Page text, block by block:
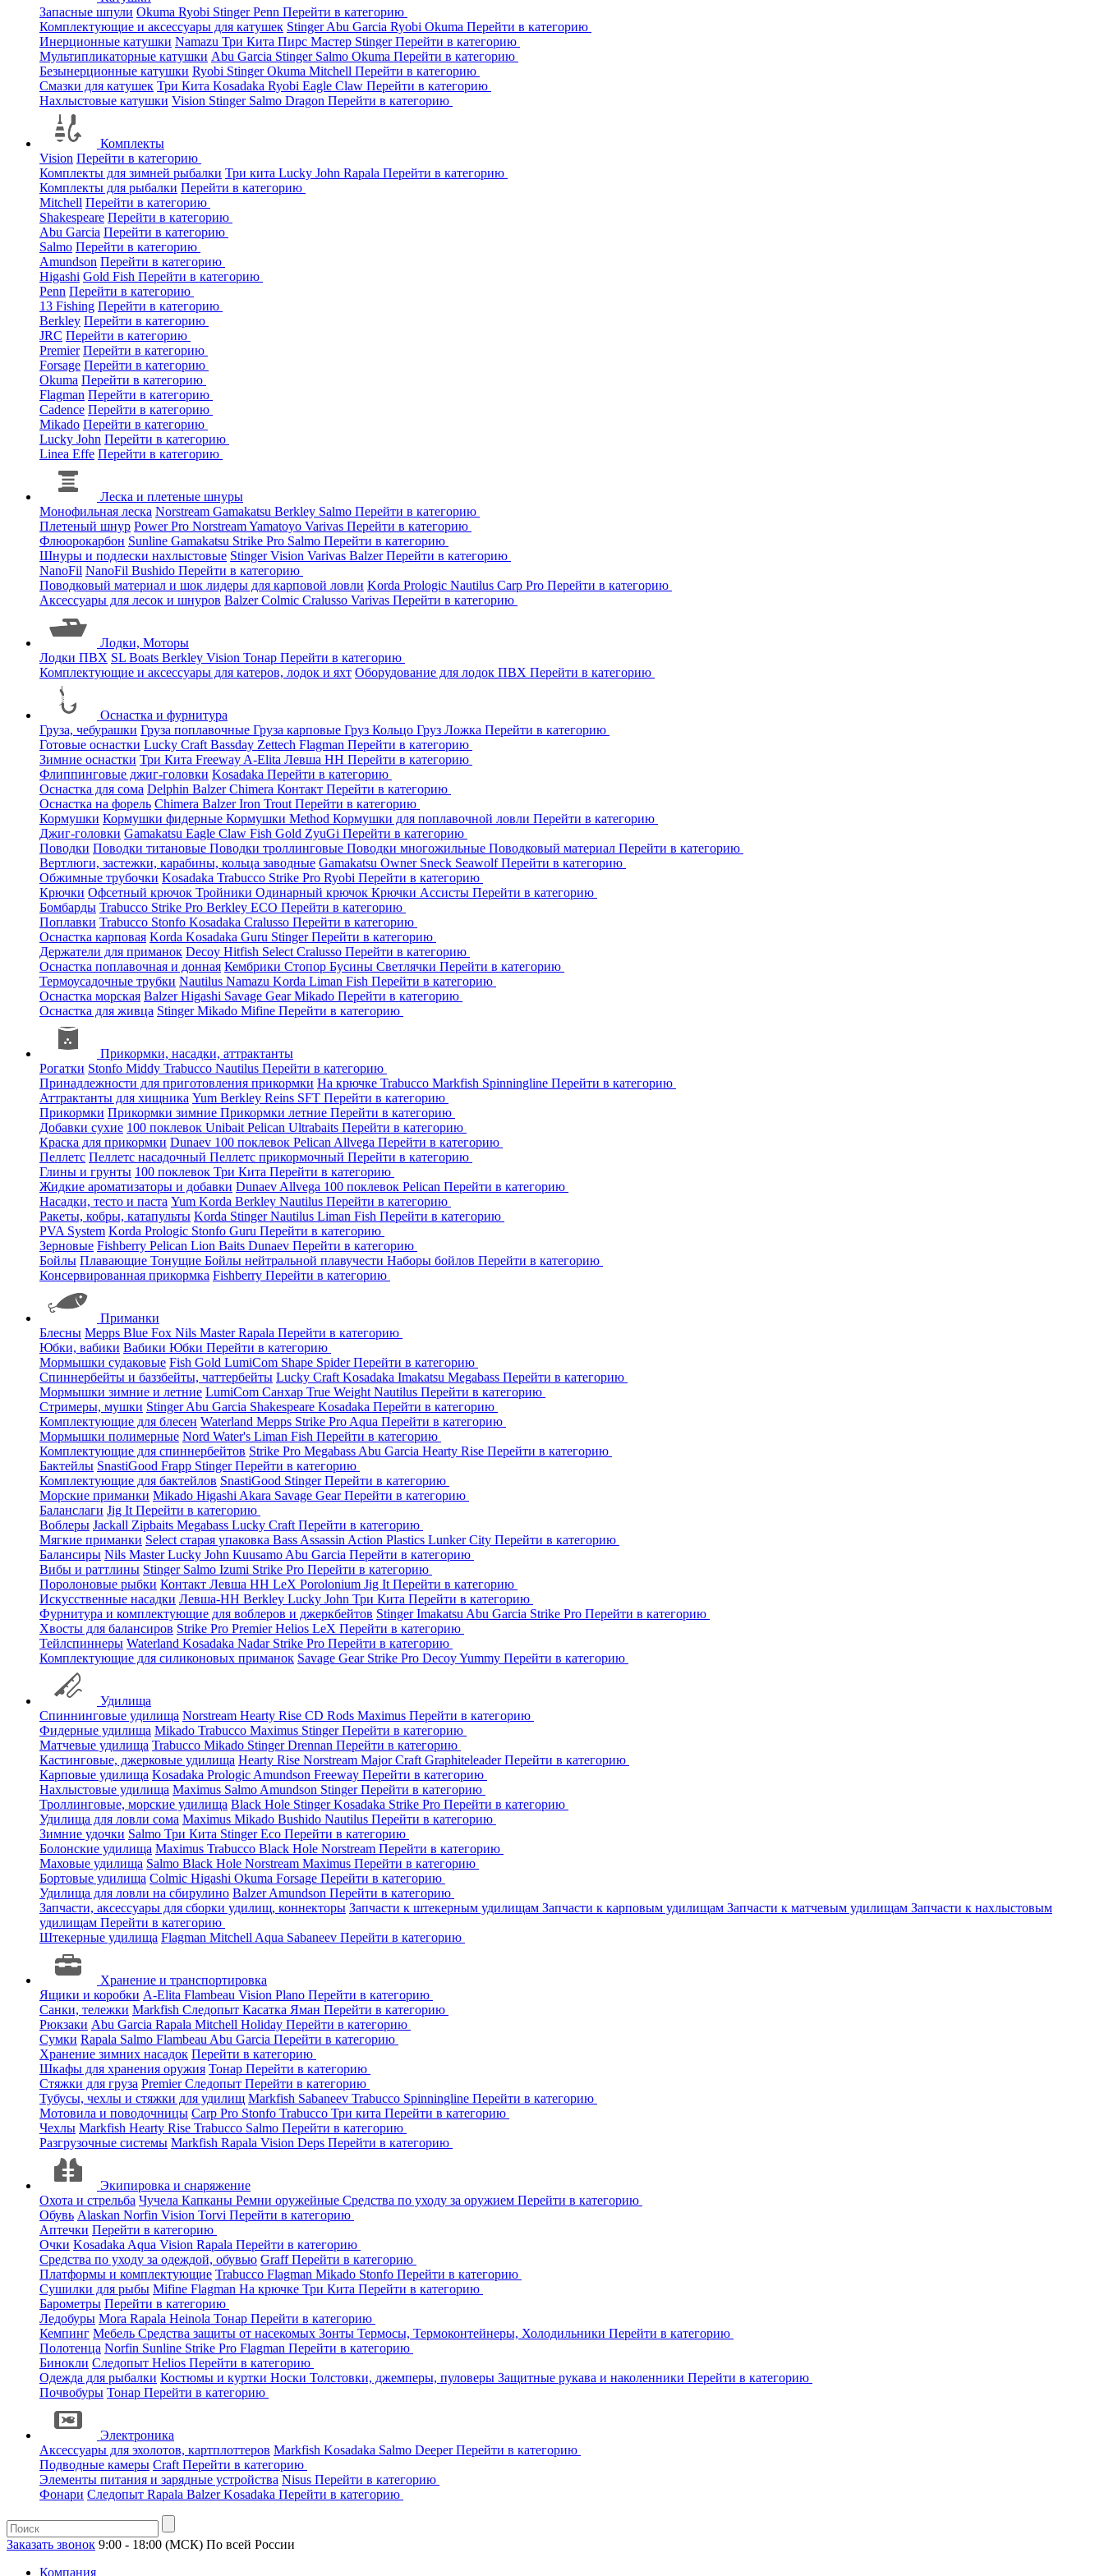
Запасные шпули Okuma Ryobi StingerPenn Перейти в категорию
Комплектующие и аксессуары для катушек StingerAbu Garcia Ryobi Okuma Перейти в категорию
Инерционные катушки Namazu Три Кита Пирс Мастер StingerПерейти в категорию
Мультипликаторные катушки Abu Garcia Stinger Salmo Okuma Перейти в категорию
Безынерционные катушки Ryobi StingerOkuma Mitchell Перейти в категорию
Смазки для катушек Три Кита Kosadaka Ryobi Eagle Claw Перейти в категорию
Нахлыстовые катушки Vision Stinger Salmo Dragon Перейти в категорию
Комплекты
Vision Перейти в категорию
Комплекты для зимней рыбалки Три кита Lucky John Rapala Перейти в категорию
Комплекты для рыбалки Перейти в категорию
Mitchell Перейти в категорию
Shakespeare Перейти в категорию
Abu Garcia Перейти в категорию
Salmo Перейти в категорию
Amundson Перейти в категорию
Higashi Gold Fish Перейти в категорию
Penn Перейти в категорию
13 Fishing Перейти в категорию
Berkley Перейти в категорию
JRC Перейти в категорию
Premier Перейти в категорию
Forsage Перейти в категорию
Okuma Перейти в категорию
Flagman Перейти в категорию
Cadence Перейти в категорию
Mikado Перейти в категорию
Lucky John Перейти в категорию
Linea Effe Перейти в категорию
Леска и плетеные шнуры
Монофильная леска Norstream Gamakatsu Berkley Salmo Перейти в категорию
Плетеный шнур Power Pro NorstreamYamatoyo Varivas Перейти в категорию
Флюорокарбон Sunline Gamakatsu Strike Pro Salmo Перейти в категорию
Шнуры и подлески нахлыстовые StingerVision Varivas BalzerПерейти в категорию
NanoFil NanoFil Bushido Перейти в категорию
Поводковый материал и шок лидеры для карповой ловли Korda Prologic Nautilus Carp Pro Перейти в категорию
Аксессуары для лесок и шнуров BalzerColmic Cralusso Varivas Перейти в категорию
Лодки, Моторы
Лодки ПВХ SL Boats Berkley Vision Тонар Перейти в категорию
Комплектующие и аксессуары для катеров, лодок и яхт Оборудование для лодок ПВХ Перейти в категорию
Оснастка и фурнитура
Груза, чебурашки Груза поплавочные Груза карповые Груз Кольцо Груз Ложка Перейти в категорию
Готовые оснастки Lucky Craft Bassday Zettech Flagman Перейти в категорию
Зимние оснастки Три Кита Freeway A-Elita Левша НН Перейти в категорию
Флиппинговые джиг-головки Kosadaka Перейти в категорию
Оснастка для сома Delphin BalzerChimera Контакт Перейти в категорию
Оснастка на форель Chimera BalzerIron Trout Перейти в категорию
Кормушки Кормушки фидерные Кормушки Method Кормушки для поплавочной ловли Перейти в категорию
Джиг-головки Gamakatsu Eagle Claw Fish Gold ZyuGi Перейти в категорию
Поводки Поводки титановые Поводки троллинговые Поводки многожильные Поводковый материал Перейти в категорию
Вертлюги, застежки, карабины, кольца заводные Gamakatsu Owner Sneck SeawolfПерейти в категорию
Обжимные трубочки Kosadaka Trabucco Strike Pro Ryobi Перейти в категорию
Крючки Офсетный крючок Тройники Одинарный крючок Крючки Ассисты Перейти в категорию
Бомбарды Trabucco Strike Pro Berkley ECO Перейти в категорию
Поплавки Trabucco Stonfo Kosadaka Cralusso Перейти в категорию
Оснастка карповая Korda Kosadaka Guru StingerПерейти в категорию
Держатели для приманок Decoy Hitfish Select Cralusso Перейти в категорию
Оснастка поплавочная и донная Кембрики Стопор Бусины Светлячки Перейти в категорию
Термоусадочные трубки Nautilus Namazu Korda Liman Fish Перейти в категорию
Оснастка морская BalzerHigashi Savage GearMikado Перейти в категорию
Оснастка для живца StingerMikado Mifine Перейти в категорию
Прикормки, насадки, аттрактанты
Рогатки Stonfo Middy Trabucco Nautilus Перейти в категорию
Принадлежности для приготовления прикормки На крючке Trabucco Markfish Spinningline Перейти в категорию
Аттрактанты для хищника Yum Berkley Reins SFT Перейти в категорию
Прикормки Прикормки зимние Прикормки летние Перейти в категорию
Добавки сухие 100 поклевок Unibait Pelican Ultrabaits Перейти в категорию
Краска для прикормки Dunaev 100 поклевок Pelican Allvega Перейти в категорию
Пеллетс Пеллетс насадочный Пеллетс прикормочный Перейти в категорию
Глины и грунты 100 поклевок Три Кита Перейти в категорию
Жидкие ароматизаторы и добавки Dunaev Allvega 100 поклевок Pelican Перейти в категорию
Насадки, тесто и паста Yum Korda Berkley Nautilus Перейти в категорию
Ракеты, кобры, катапульты Korda StingerNautilus Liman Fish Перейти в категорию
PVA System Korda Prologic Stonfo Guru Перейти в категорию
Зерновые Fishberry Pelican Lion Baits Dunaev Перейти в категорию
Бойлы Плавающие Тонущие Бойлы нейтральной плавучести Наборы бойлов Перейти в категорию
Консервированная прикормка Fishberry Перейти в категорию
Приманки
Блесны Mepps Blue Fox Nils MasterRapala Перейти в категорию
Юбки, вабики Вабики Юбки Перейти в категорию
Мормышки судаковые Fish Gold LumiCom Shape SpiderПерейти в категорию
Спиннербейты и баззбейты, чаттербейты Lucky Craft Kosadaka Imakatsu Megabass Перейти в категорию
Мормышки зимние и летние LumiCom Санхар True Weight Nautilus Перейти в категорию
Стримеры, мушки StingerAbu Garcia Shakespeare Kosadaka Перейти в категорию
Комплектующие для блесен Waterland Mepps Strike Pro Aqua Перейти в категорию
Мормышки полимерные Nord Water's Liman Fish Перейти в категорию
Комплектующие для спиннербейтов Strike Pro Megabass Abu Garcia Hearty Rise Перейти в категорию
Бактейлы SnastiGood Frapp StingerПерейти в категорию
Комплектующие для бактейлов SnastiGood StingerПерейти в категорию
Морские приманки Mikado Higashi Akara Savage GearПерейти в категорию
Баланслаги Jig It Перейти в категорию
Воблеры Jackall Zipbaits Megabass Lucky Craft Перейти в категорию
Мягкие приманки Select старая упаковка Bass Assassin Action Plastics Lunker City Перейти в категорию
Балансиры Nils MasterLucky John Kuusamo Abu Garcia Перейти в категорию
Вибы и раттлины Stinger Salmo Izumi Strike Pro Перейти в категорию
Поролоновые рыбки Контакт Левша НН LeX Porolonium Jig It Перейти в категорию
Искусственные насадки Левша-НН Berkley Lucky John Три Кита Перейти в категорию
Фурнитура и комплектующие для воблеров и джеркбейтов StingerImakatsu Abu Garcia Strike Pro Перейти в категорию
Хвосты для балансиров Strike Pro PremierHelios LeX Перейти в категорию
Тейлспиннеры Waterland Kosadaka Nadar Strike Pro Перейти в категорию
Комплектующие для силиконовых приманок Savage Gear Strike Pro DecoyYummy Перейти в категорию
Удилища
Спиннинговые удилища Norstream Hearty Rise CD Rods Maximus Перейти в категорию
Фидерные удилища Mikado Trabucco Maximus StingerПерейти в категорию
Матчевые удилища Trabucco Mikado StingerDrennan Перейти в категорию
Кастинговые, джерковые удилища Hearty Rise Norstream Major Craft GraphiteleaderПерейти в категорию
Карповые удилища Kosadaka Prologic Amundson Freeway Перейти в категорию
Нахлыстовые удилища Maximus Salmo Amundson StingerПерейти в категорию
Троллинговые, морские удилища Black Hole StingerKosadaka Strike Pro Перейти в категорию
Удилища для ловли сома Maximus Mikado Bushido Nautilus Перейти в категорию
Зимние удочки Salmo Три Кита StingerEco Перейти в категорию
Болонские удилища Maximus Trabucco Black Hole Norstream Перейти в категорию
Маховые удилища Salmo Black Hole Norstream Maximus Перейти в категорию
Бортовые удилища Colmic Higashi Okuma Forsage Перейти в категорию
Удилища для ловли на сбирулино BalzerAmundson Перейти в категорию
Запчасти, аксессуары для сборки удилищ, коннекторы Запчасти к штекерным удилищам Запчасти к карповым удилищам Запчасти к матчевым удилищам Запчасти к нахлыстовым
удилищам Перейти в категорию
Штекерные удилища Flagman Mitchell Aqua Sabaneev Перейти в категорию
Хранение и транспортировка
Ящики и коробки A-Elita Flambeau Vision Plano Перейти в категорию
Санки, тележки Markfish Следопыт Касатка Яман Перейти в категорию
Рюкзаки Abu Garcia Rapala Mitchell Holiday Перейти в категорию
Сумки Rapala Salmo Flambeau Abu Garcia Перейти в категорию
Хранение зимних насадок Перейти в категорию
Шкафы для хранения оружия Тонар Перейти в категорию
Стяжки для груза PremierСледопыт Перейти в категорию
Тубусы, чехлы и стяжки для удилищ Markfish Sabaneev Trabucco Spinningline Перейти в категорию
Мотовила и поводочницы Carp Pro Stonfo Trabucco Три кита Перейти в категорию
Чехлы Markfish Hearty Rise Trabucco Salmo Перейти в категорию
Разгрузочные системы Markfish Rapala Vision Deps Перейти в категорию
Экипировка и снаряжение
Охота и стрельба Чучела Капканы Ремни оружейные Средства по уходу за оружием Перейти в категорию
Обувь Alaskan Norfin Vision Torvi Перейти в категорию
Аптечки Перейти в категорию
Очки Kosadaka Aqua Vision Rapala Перейти в категорию
Средства по уходу за одеждой, обувью GraffПерейти в категорию
Платформы и комплектующие Trabucco Flagman Mikado Stonfo Перейти в категорию
Сушилки для рыбы Mifine Flagman На крючке Три Кита Перейти в категорию
Барометры Перейти в категорию
Ледобуры Mora Rapala Heinola Тонар Перейти в категорию
Кемпинг Мебель Средства защиты от насекомых Зонты Термосы, Термоконтейнеры, Холодильники Перейти в категорию
Полотенца Norfin Sunline Strike Pro Flagman Перейти в категорию
Бинокли Следопыт Helios Перейти в категорию
Одежда для рыбалки Костюмы и куртки Носки Толстовки, джемперы, пуловеры Защитные рукава и наколенники Перейти в категорию
Почвобуры Тонар Перейти в категорию
Электроника
Аксессуары для эхолотов, картплоттеров Markfish Kosadaka Salmo DeeperПерейти в категорию
Подводные камеры Craft Перейти в категорию
Элементы питания и зарядные устройства Nisus Перейти в категорию
Фонари Следопыт Rapala BalzerKosadaka Перейти в категорию
Заказать звонок 9:00 - 18:00 (МСК) По всей России
Компания